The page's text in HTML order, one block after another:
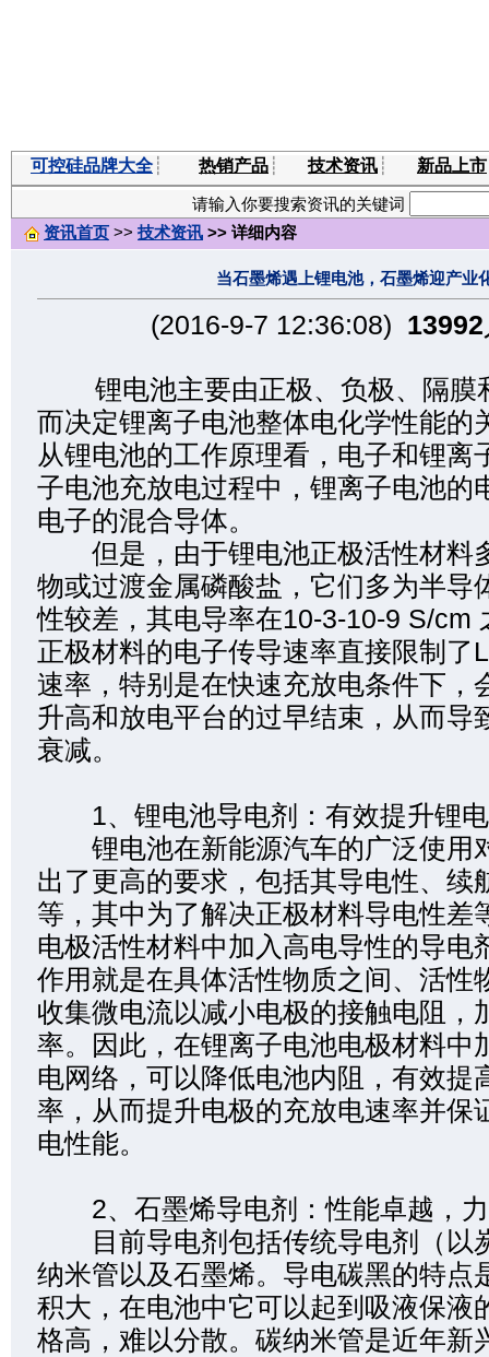
可控硅品牌大全 ┊ 热销产品 ┊ 技术资讯 ┊ 新品上市
请输入你要搜索资讯的关键词
资讯首页 >> 技术资讯 >> 详细内容
当石墨烯遇上锂电池，石墨烯迎产业
(2016-9-7 12:36:08) 13992
锂电池主要由正极、负极、隔膜
而决定锂离子电池整体电化学性能的
从锂电池的工作原理看，电子和锂离
子电池充放电过程中，锂离子电池的
电子的混合导体。
但是，由于锂电池正极活性材料
物或过渡金属磷酸盐，它们多为半导
性较差，其电导率在10-3-10-9 S/cm
正极材料的电子传导速率直接限制了
速率，特别是在快速充放电条件下，
升高和放电平台的过早结束，从而导
衰减。
1、锂电池导电剂：有效提升锂电
锂电池在新能源汽车的广泛使用
出了更高的要求，包括其导电性、续
等，其中为了解决正极材料导电性差
电极活性材料中加入高电导性的导电
作用就是在具体活性物质之间、活性
收集微电流以减小电极的接触电阻，
率。因此，在锂离子电池电极材料中
电网络，可以降低电池内阻，有效提
率，从而提升电极的充放电速率并保
电性能。
2、石墨烯导电剂：性能卓越，力
目前导电剂包括传统导电剂（以
纳米管以及石墨烯。导电碳黑的特点
积大，在电池中它可以起到吸液保液
格高，难以分散。碳纳米管是近年新